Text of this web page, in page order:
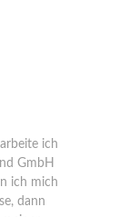
ich
GmbH
ich mich
dann